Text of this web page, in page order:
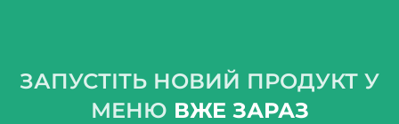
ЗАПУСТІТЬ НОВИЙ ПРОДУКТ У
МЕНЮ ВЖЕ ЗАРАЗ